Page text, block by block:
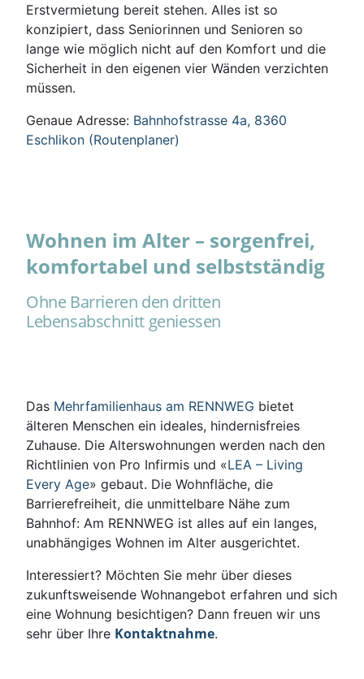
Erstvermietung bereit stehen. Alles ist so
konzipiert, dass Seniorinnen und Senioren so
lange wie möglich nicht auf den Komfort und die
Sicherheit in den eigenen vier Wänden verzichten
müssen.
Genaue Adresse: Bahnhofstrasse 4a, 8360
Eschlikon (Routenplaner)
Wohnen im Alter – sorgenfrei,
komfortabel und selbstständig
Ohne Barrieren den dritten
Lebensabschnitt geniessen
Das Mehrfamilienhaus am RENNWEG bietet
älteren Menschen ein ideales, hindernisfreies
Zuhause. Die Alterswohnungen werden nach den
Richtlinien von Pro Infirmis und «LEA – Living
Every Age» gebaut. Die Wohnfläche, die
Barrierefreiheit, die unmittelbare Nähe zum
Bahnhof: Am RENNWEG ist alles auf ein langes,
unabhängiges Wohnen im Alter ausgerichtet.
Interessiert? Möchten Sie mehr über dieses
zukunftsweisende Wohnangebot erfahren und sich
eine Wohnung besichtigen? Dann freuen wir uns
sehr über Ihre Kontaktnahme.